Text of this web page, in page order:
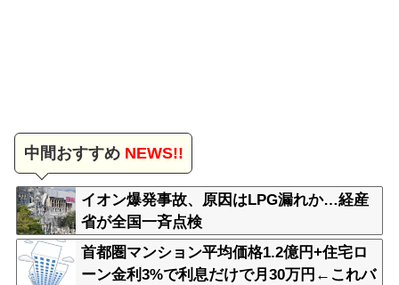
中間おすすめNEWS!!
イオン爆発事故、原因はLPG漏れか…経産
省が全国一斉点検
首都圏マンション平均価格1.2億円+住宅ロ
ーン金利3%で利息だけで月30万円←これバ